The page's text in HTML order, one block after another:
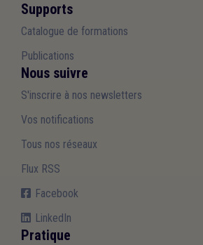
Supports
Catalogue de formations
Publications
Nous suivre
S'inscrire à nos newsletters
Vos notifications
Tous nos réseaux
Flux RSS
Facebook
LinkedIn
Pratique